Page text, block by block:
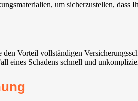
um sicherzustellen,
Vorteil vollständigen
eines Schadens schnell und